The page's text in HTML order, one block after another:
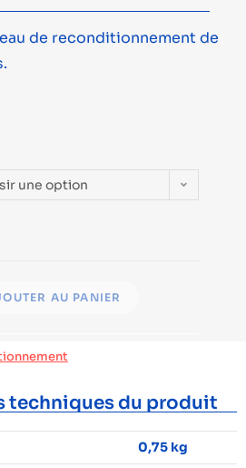
de reconditionnement de
une option
AU PANIER
techniques du produit
0,75 kg